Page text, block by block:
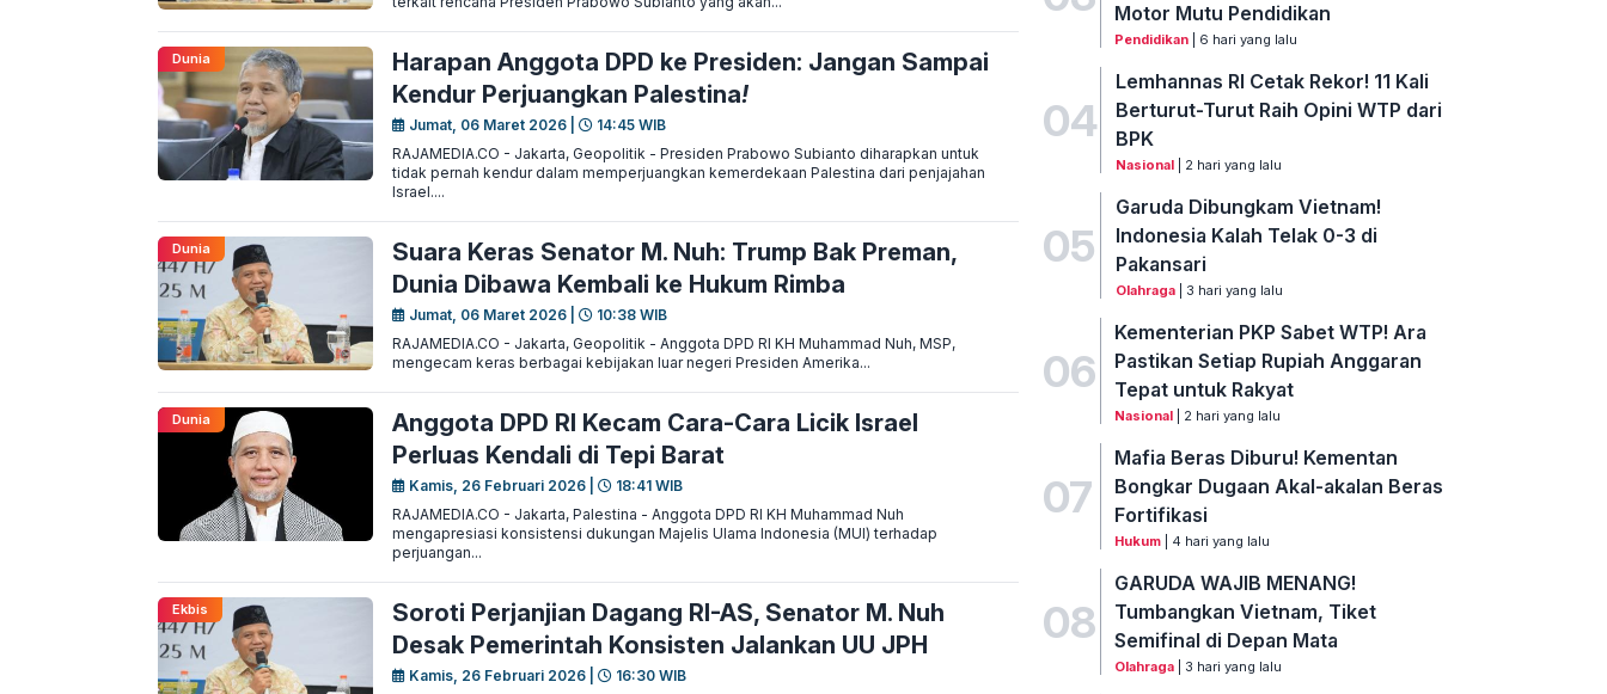
Dunia
Harapan Anggota DPD ke Presiden: Jangan Sampai
Kendur Perjuangkan Palestina!
Jumat, 06 Maret 2026 |
14:45 WIB
RAJAMEDIA.CO - Jakarta, Geopolitik - Presiden Prabowo Subianto diharapkan untuk
tidak pernah kendur dalam memperjuangkan kemerdekaan Palestina dari penjajahan
Israel....
Dunia
Suara Keras Senator M. Nuh: Trump Bak Preman,
Dunia Dibawa Kembali ke Hukum Rimba
Jumat, 06 Maret 2026 |
10:38 WIB
RAJAMEDIA.CO - Jakarta, Geopolitik - Anggota DPD RI KH Muhammad Nuh, MSP,
mengecam keras berbagai kebijakan luar negeri Presiden Amerika...
Dunia
Anggota DPD RI Kecam Cara-Cara Licik Israel
Perluas Kendali di Tepi Barat
Kamis, 26 Februari 2026 |
18:41 WIB
RAJAMEDIA.CO - Jakarta, Palestina - Anggota DPD RI KH Muhammad Nuh
mengapresiasi konsistensi dukungan Majelis Ulama Indonesia (MUI) terhadap
perjuangan...
Ekbis
Soroti Perjanjian Dagang RI-AS, Senator M. Nuh
Desak Pemerintah Konsisten Jalankan UU JPH
Kamis, 26 Februari 2026 |
16:30 WIB
Motor Mutu Pendidikan
Pendidikan | 6 hari yang lalu
04
Lemhannas RI Cetak Rekor! 11 Kali
Berturut-Turut Raih Opini WTP dari
BPK
Nasional| 2 hari yang lalu
05
Garuda Dibungkam Vietnam!
Indonesia Kalah Telak 0-3 di
Pakansari
Olahraga| 3 hari yang lalu
06
Kementerian PKP Sabet WTP! Ara
Pastikan Setiap Rupiah Anggaran
Tepat untuk Rakyat
Nasional | 2 hari yang lalu
07
Mafia Beras Diburu! Kementan
Bongkar Dugaan Akal-akalan Beras
Fortifikasi
Hukum | 4 hari yang lalu
08
GARUDA WAJIB MENANG!
Tumbangkan Vietnam, Tiket
Semifinal di Depan Mata
Olahraga | 3 hari yang lalu